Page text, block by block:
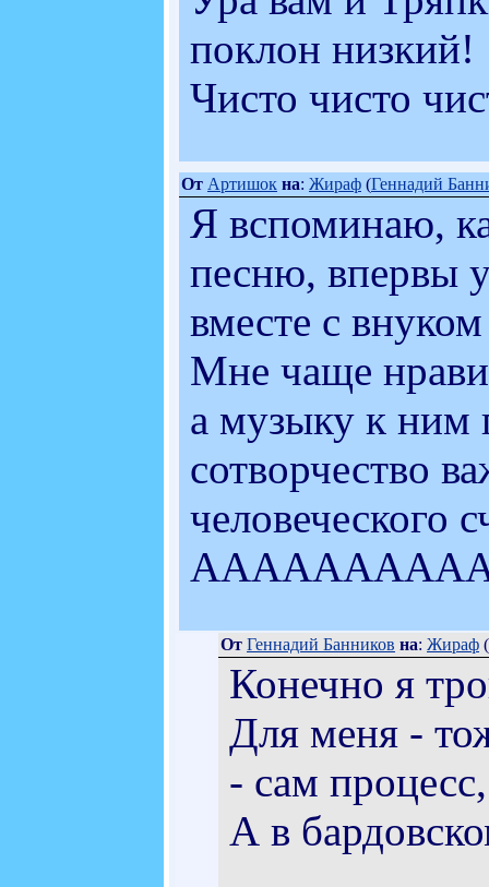
поклон низкий!
Чисто чисто
От Артишок на: Жираф (Геннадий
Я вспоминаю,
песню, впервы
вместе с
Мне чаще
а музыку к ним
сотворчество
человеческого
От Геннадий Банников на: Жираф (
Конечно я
Для меня -
- сам
А в